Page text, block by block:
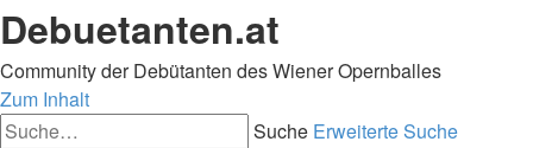
Debuetanten.at
Community der Debütanten des Wiener Opernballes
Zum Inhalt
Suche Erweiterte Suche